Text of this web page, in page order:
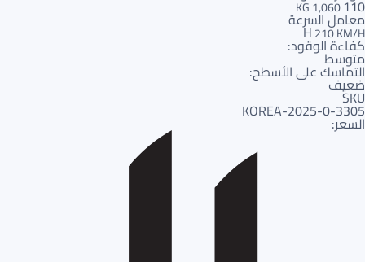
110
1,060 KG
معامل السرعة
H210 KM/H
كفاءة الوقود:
متوسط
التماسك على الأسطح:
ضعيف
SKU
3305-KOREA-2025-0
السعر: